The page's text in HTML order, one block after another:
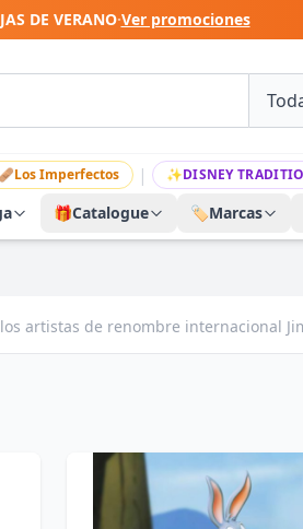
DE VERANO·Ver promociones
🩹Los Imperfectos | ✨DISNEY
🎁Catalogue 🏷️Marcas
artistas de renombre internacional